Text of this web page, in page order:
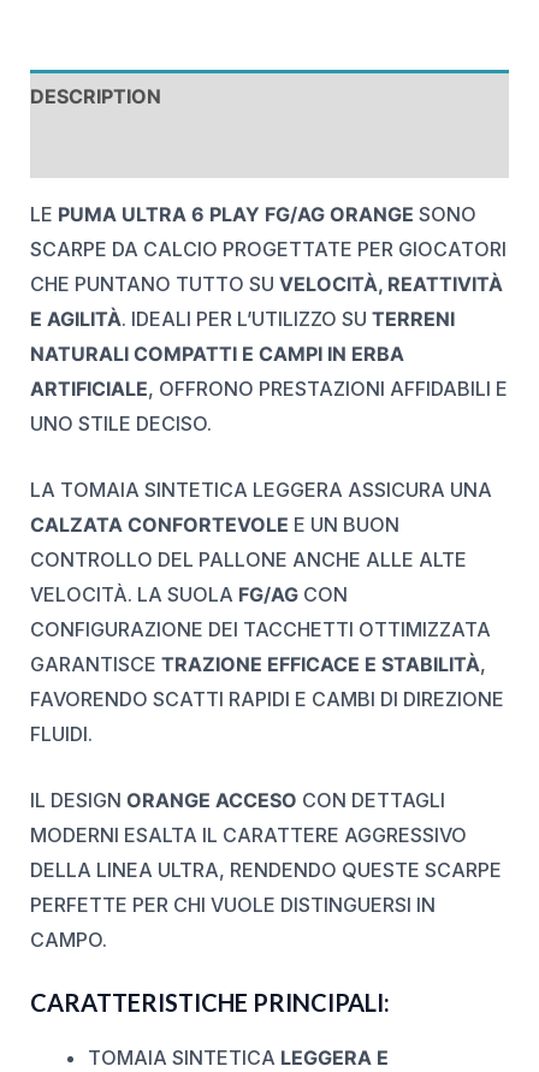
DESCRIPTION
LE PUMA ULTRA 6 PLAY FG/AG ORANGE SONO
SCARPE DA CALCIO PROGETTATE PER GIOCATORI
CHE PUNTANO TUTTO SU VELOCITÀ, REATTIVITÀ
E AGILITÀ. IDEALI PER L’UTILIZZO SU TERRENI
NATURALI COMPATTI E CAMPI IN ERBA
ARTIFICIALE, OFFRONO PRESTAZIONI AFFIDABILI E
UNO STILE DECISO.
LA TOMAIA SINTETICA LEGGERA ASSICURA UNA
CALZATA CONFORTEVOLE E UN BUON
CONTROLLO DEL PALLONE ANCHE ALLE ALTE
VELOCITÀ. LA SUOLA FG/AGCON
CONFIGURAZIONE DEI TACCHETTI OTTIMIZZATA
GARANTISCE TRAZIONE EFFICACE E STABILITÀ,
FAVORENDO SCATTI RAPIDI E CAMBI DI DIREZIONE
FLUIDI.
IL DESIGN ORANGE ACCESO CON DETTAGLI
MODERNI ESALTA IL CARATTERE AGGRESSIVO
DELLA LINEA ULTRA, RENDENDO QUESTE SCARPE
PERFETTE PER CHI VUOLE DISTINGUERSI IN
CAMPO.
CARATTERISTICHE PRINCIPALI:
TOMAIA SINTETICA LEGGERA E